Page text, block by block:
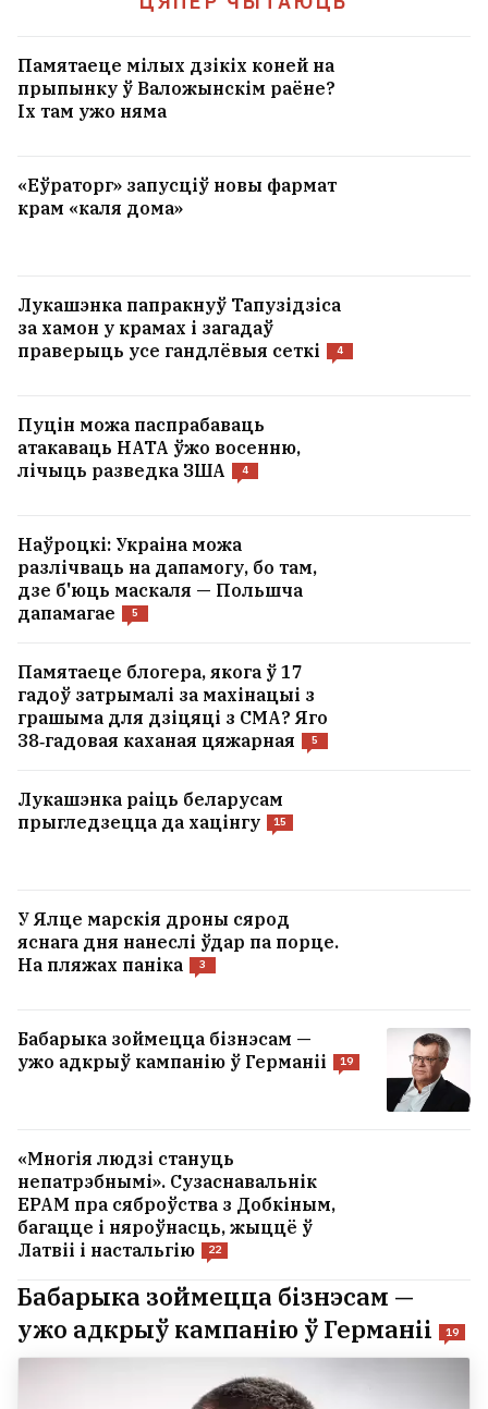
Памятаеце мілых дзікіх коней на
прыпынку ў Валожынскім раёне?
Іх там ужо няма
«Еўраторг» запусціў новы фармат
крам «каля дома»
Лукашэнка папракнуў Тапузідзіса
за хамон у крамах і загадаў
праверыць усе гандлёвыя сеткі
4
Пуцін можа паспрабаваць
атакаваць НАТА ўжо восенню,
лічыць разведка ЗША
4
Наўроцкі: Украіна можа
разлічваць на дапамогу, бо там,
дзе б'юць маскаля — Польшча
дапамагае
5
Памятаеце блогера, якога ў 17
гадоў затрымалі за махінацыі з
грашыма для дзіцяці з СМА? Яго
38‑гадовая каханая цяжарная
5
Лукашэнка раіць беларусам
прыгледзецца да хацінгу
15
У Ялце марскія дроны сярод
яснага дня нанеслі ўдар па порце.
На пляжах паніка
3
Бабарыка зоймецца бізнэсам —
ужо адкрыў кампанію ў Германіі
19
«Многія людзі стануць
непатрэбнымі». Сузаснавальнік
EPAM пра сяброўства з Добкіным,
багацце і няроўнасць, жыццё ў
Латвіі і настальгію
22
Бабарыка зоймецца бізнэсам —
ужо адкрыў кампанію ў Германіі
19